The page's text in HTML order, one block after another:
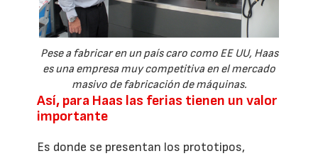
Pese a fabricar en un país caro como EE UU, Haas
es una empresa muy competitiva en el mercado
masivo de fabricación de máquinas.
Así, para Haas las ferias tienen un valor
importante
Es donde se presentan los prototipos,